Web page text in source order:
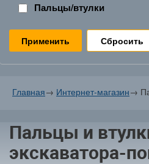
Пальцы/втулки
Сбросить
Главная→ Интернет-магазин→
Пальцы и
экскаватора-